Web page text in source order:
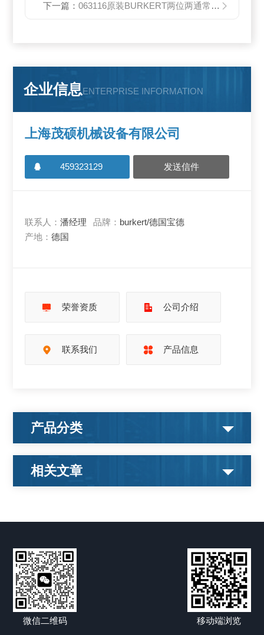
下一篇：063116原装BURKERT两位两通常闭电磁阀
企业信息ENTERPRISE INFORMATION
上海茂硕机械设备有限公司
459323129 发送信件
联系人：潘经理 品牌： burkert/德国宝德
产地：德国
荣誉资质 公司介绍
联系我们 产品信息
产品分类
相关文章
微信二维码 移动端浏览